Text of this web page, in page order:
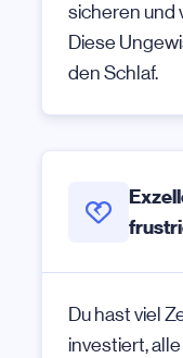
sicheren und
Diese
den Schlaf.
Du hast viel
investiert,